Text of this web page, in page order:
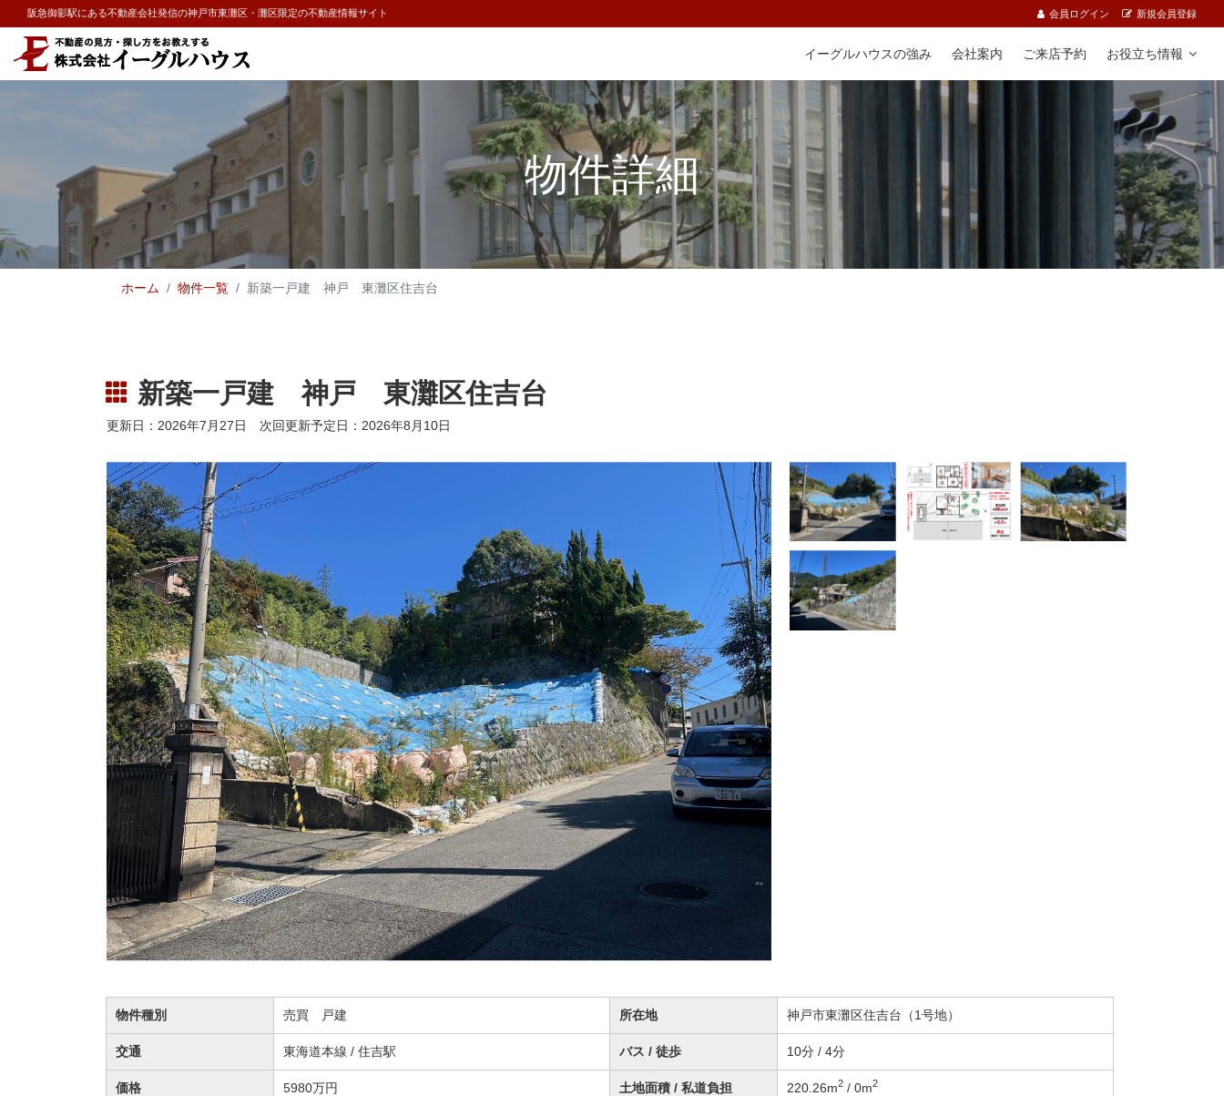
阪急御影駅にある不動産会社発信の神戸市東灘区・灘区限定の不動産情報サイト 会員ログイン 新規会員登録
イーグルハウスの強み 会社案内 ご来店予約 お役立ち情報
物件詳細
ホーム 物件一覧 新築一戸建 神戸 東灘区住吉台
新築一戸建 神戸 東灘区住吉台
更新日：2026年7月27日 次回更新予定日：2026年8月10日
物件種別 売買 戸建 所在地 神戸市東灘区住吉台（1号地）
交通 東海道本線 / 住吉駅 バス / 徒歩 10分 / 4分
価格 5980万円 土地面積 / 私道負担 220.26m2/ 0m2